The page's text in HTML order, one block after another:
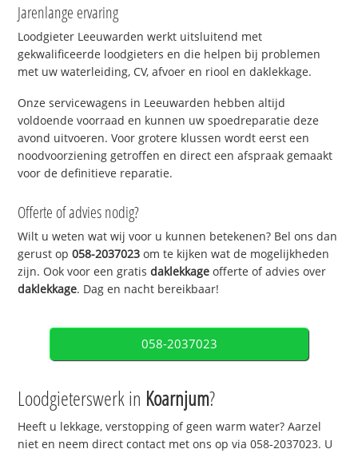
Jarenlange ervaring
Loodgieter Leeuwarden werkt uitsluitend met
gekwalificeerde loodgieters en die helpen bij problemen
met uw waterleiding, CV, afvoer en riool en daklekkage.
Onze servicewagens in Leeuwarden hebben altijd
voldoende voorraad en kunnen uw spoedreparatie deze
avond uitvoeren. Voor grotere klussen wordt eerst een
noodvoorziening getroffen en direct een afspraak gemaakt
voor de definitieve reparatie.
Offerte of advies nodig?
Wilt u weten wat wij voor u kunnen betekenen? Bel ons dan
gerust op058-2037023 om te kijken wat de mogelijkheden
zijn. Ook voor een gratisdaklekkage offerte of advies over
daklekkage. Dag en nacht bereikbaar!
058-2037023
Loodgieterswerk in Koarnjum?
Heeft u lekkage, verstopping of geen warm water? Aarzel
niet en neem direct contact met ons op via 058-2037023. U